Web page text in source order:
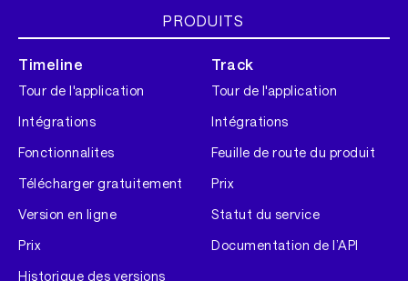
PRODUITS
Timeline
Tour de l'application
Intégrations
Fonctionnalites
Télécharger gratuitement
Version en ligne
Prix
Historique des versions
Track
Tour de l'application
Intégrations
Feuille de route du produit
Prix
Statut du service
Documentation de l’API